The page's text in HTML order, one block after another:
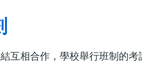
互相合作，學校舉行班制的考